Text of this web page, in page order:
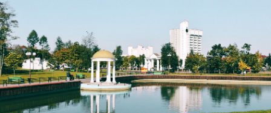
Перейти
к
содержанию